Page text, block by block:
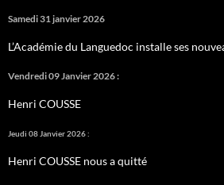
Samedi 31 janvier 2026
L’Académie du Languedoc installe ses
Vendredi 09 Janvier 2026 :
Henri COUSSE
Jeudi 08 Janvier 2026 :
Henri COUSSE nous a quitté